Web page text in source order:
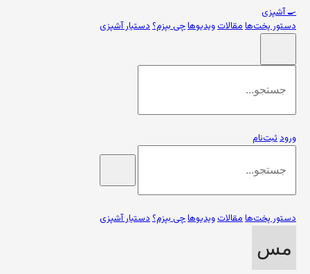
🍳آشپزی
دستور پخت‌هامقالاتویدیوهاچی بپزم؟دستیار آشپزی
ورودثبت‌نام
دستور پخت‌هامقالاتویدیوهاچی بپزم؟دستیار آشپزی